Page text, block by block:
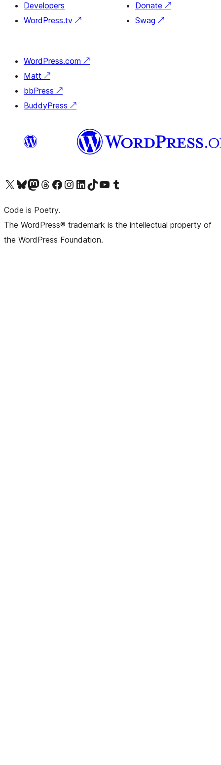
Developers
WordPress.tv ↗
Donate ↗
Swag ↗
WordPress.com ↗
Matt ↗
bbPress ↗
BuddyPress ↗
Visit our X (formerly Twitter) account
ഞങ്ങളുടെ ബ്ലൂസ്കൈ അക്കൗണ്ട് സന്ദർശിക്കുക
Visit our Mastodon account
ഞങ്ങളുടെ ത്രെഡ്സ് അക്കൗണ്ട് സന്ദർശിക്കുക
Visit our Facebook pageVisit our Instagram account
Visit our LinkedIn account
ഞങ്ങളുടെ ടിക് ടോക് അക്കൗണ്ട് സന്ദർശിക്കുക
Visit our YouTube channel
ഞങ്ങളുടെ ടംബ്ലർ അക്കൗണ്ട് സന്ദർശിക്കുക
Code is Poetry.
The WordPress® trademark is the intellectual property of
the WordPress Foundation.